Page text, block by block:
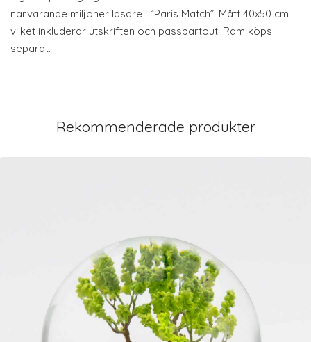
närvarande miljoner läsare i “Paris Match”. Mått 40x50 cm
vilket inkluderar utskriften och passpartout. Ram köps
separat.
Rekommenderade produkter